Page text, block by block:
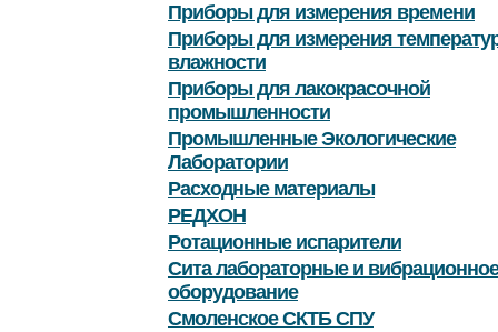
Приборы для измерения времени
Приборы для измерения
влажности
Приборы для лакокрасочной
промышленности
Промышленные Экологические
Лаборатории
Расходные материалы
РЕДХОН
Ротационные испарители
Сита лабораторные и вибрационное
оборудование
Смоленское СКТБ СПУ